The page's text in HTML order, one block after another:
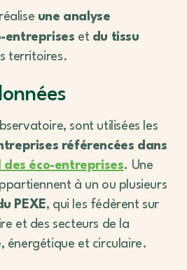
une analyse
entreprises et du tissu
territoires.
sont utilisées les
référencées dans
des éco-entreprises. Une
à un ou plusieurs
PEXE, qui les fédèrent sur
et des secteurs de la
énergétique et circulaire.